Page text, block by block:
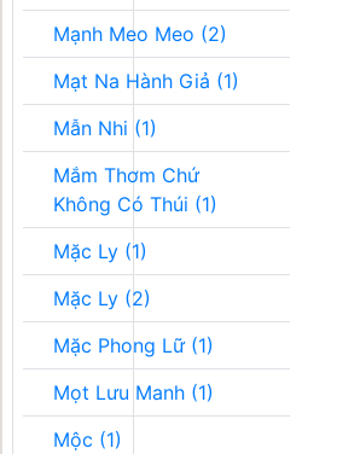
Mạnh Meo Meo (2)
Mạt Na Hành Giả (1)
Mẫn Nhi (1)
Mắm Thơm Chứ
Không Có Thúi (1)
Mặc Ly (1)
Mặc Ly (2)
Mặc Phong Lữ (1)
Mọt Lưu Manh (1)
Mộc (1)